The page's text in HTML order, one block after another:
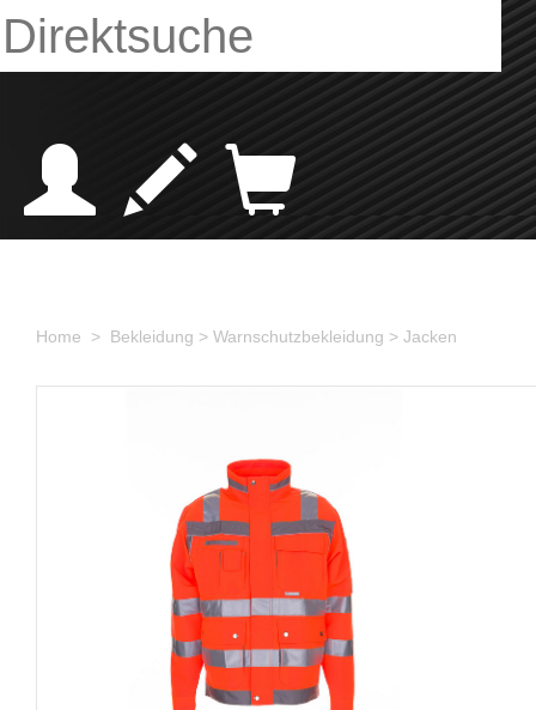
Home > Bekleidung > Warnschutzbekleidung > Jacken